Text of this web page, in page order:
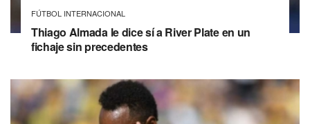
FÚTBOL INTERNACIONAL
Thiago Almada le dice sí a River Plate en un
fichaje sin precedentes